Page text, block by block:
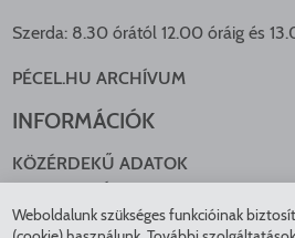
Szerda: 8.30 órától 12.00 óráig és
PÉCEL.HU ARCHÍVUM
INFORMÁCIÓK
KÖZÉRDEKŰ ADATOK
KÖZLEKEDÉS
Weboldalunk szükséges funkcióinak